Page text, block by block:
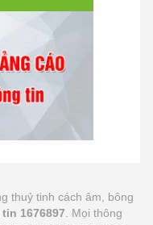
thuỷ tinh cách âm, bông
tin 1676897 . Mọi thông